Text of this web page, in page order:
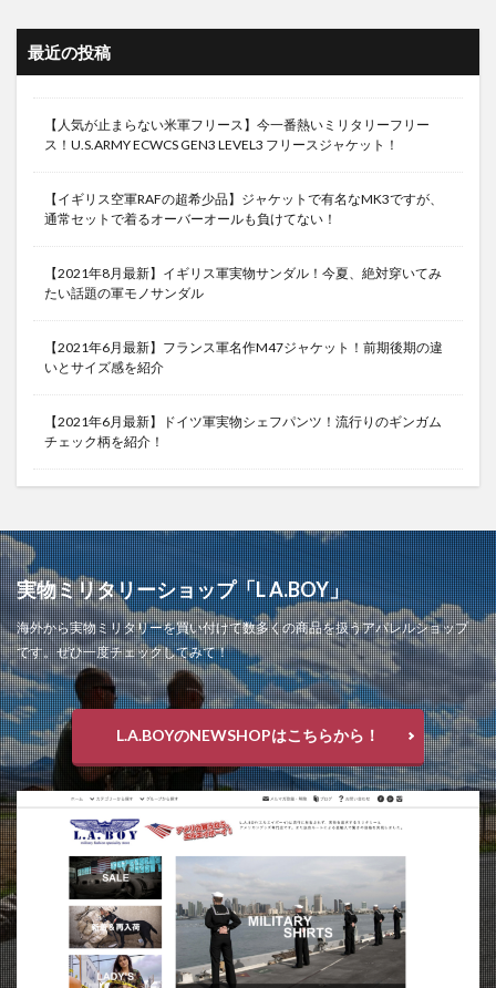
最近の投稿
【人気が止まらない米軍フリース】今一番熱いミリタリーフリー
ス！U.S.ARMY ECWCS GEN3 LEVEL3 フリースジャケット！
【イギリス空軍RAFの超希少品】ジャケットで有名なMK3ですが、
通常セットで着るオーバーオールも負けてない！
【2021年8月最新】イギリス軍実物サンダル！今夏、絶対穿いてみ
たい話題の軍モノサンダル
【2021年6月最新】フランス軍名作M47ジャケット！前期後期の違
いとサイズ感を紹介
【2021年6月最新】ドイツ軍実物シェフパンツ！流行りのギンガム
チェック柄を紹介！
実物ミリタリーショップ「L A.BOY」
海外から実物ミリタリーを買い付けて数多くの商品を扱うアパレルショップ
です。ぜひ一度チェックしてみて！
L.A.BOYのNEWSHOPはこちらから！